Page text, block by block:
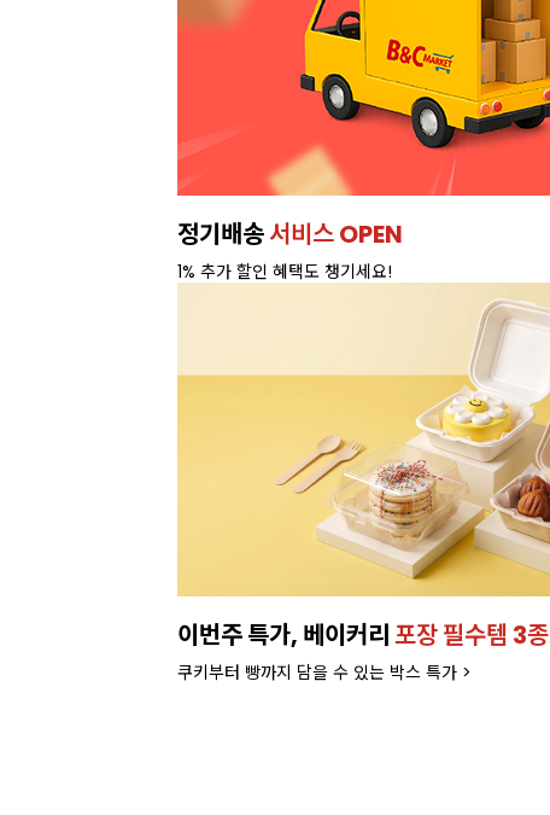
정기배송서비스 OPEN
1% 추가 할인 혜택도 챙기세요!
이번주 특가, 베이커리포장 필수템 3종
쿠키부터 빵까지 담을 수 있는 박스 특가 >